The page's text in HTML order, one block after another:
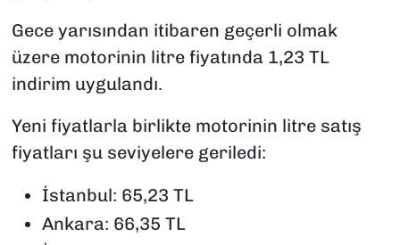
Gece yarısından itibaren geçerli olmak
üzere motorinin litre fiyatında 1,23 TL
indirim uygulandı.
Yeni fiyatlarla birlikte motorinin litre satış
fiyatları şu seviyelere geriledi:
İstanbul: 65,23 TL
Ankara: 66,35 TL